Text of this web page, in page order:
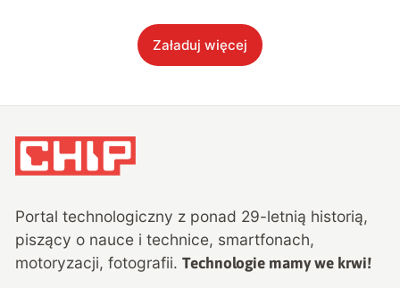
Załaduj więcej
Portal technologiczny z ponad 29-letnią historią,
piszący o nauce i technice, smartfonach,
motoryzacji, fotografii. Technologie mamy we krwi!